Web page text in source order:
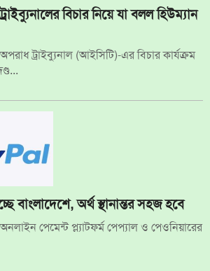
বিচার নিয়ে যা বলল হিউম্যান
ট্রাইব্যুনাল (আইসিটি)-এর বিচার কার্যক্রম
বাংলাদেশে, অর্থ স্থানান্তর সহজ হবে
পেমেন্ট প্ল্যাটফর্ম পেপ্যাল ও পেওনিয়ারের